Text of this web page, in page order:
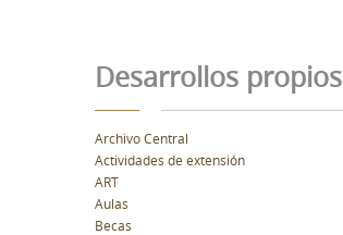
Desarrollos propios
Archivo Central
Actividades de extensión
ART
Aulas
Becas